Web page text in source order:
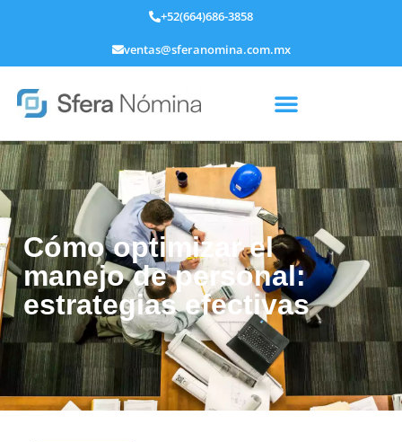
+52(664)686-3858
ventas@sferanomina.com.mx
Cómo optimizar el
manejo de personal:
estrategias efectivas